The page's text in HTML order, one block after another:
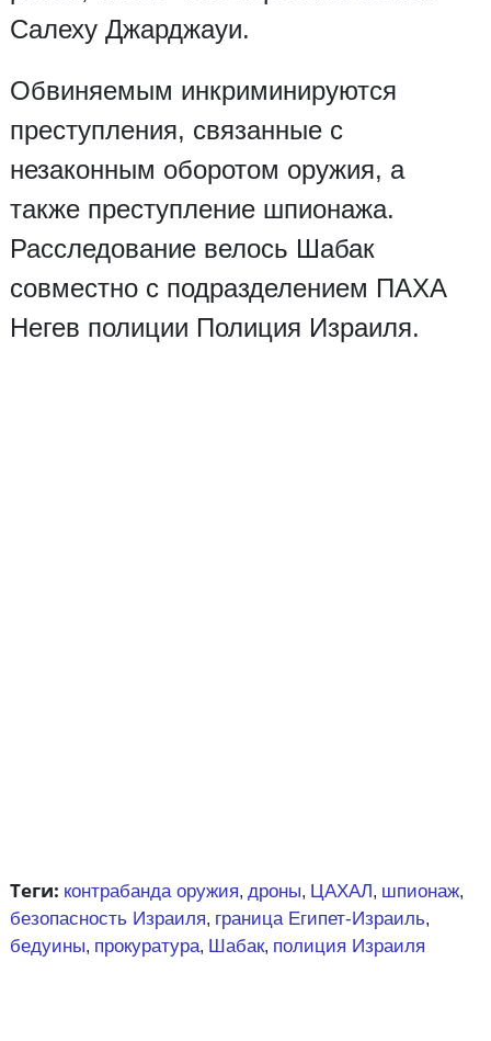
Салеху Джарджауи.
Обвиняемым инкриминируются
преступления, связанные с
незаконным оборотом оружия, а
также преступление шпионажа.
Расследование велось Шабак
совместно с подразделением ПАХА
Негев полиции Полиция Израиля.
Теги: контрабанда оружия, дроны, ЦАХАЛ, шпионаж,
безопасность Израиля, граница Египет-Израиль,
бедуины, прокуратура, Шабак, полиция Израиля